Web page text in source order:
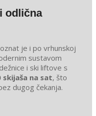
odlična
je i po vrhunskoj
sustavom
i ski liftove s
skijaša na sat, što
dugog čekanja.